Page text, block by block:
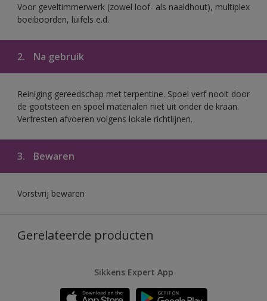
Voor geveltimmerwerk (zowel loof- als naaldhout), multiplex
boeiboorden, luifels e.d.
2. Na gebruik
Reiniging gereedschap met terpentine. Spoel verf nooit door
de gootsteen en spoel materialen niet uit onder de kraan.
Verfresten afvoeren volgens lokale richtlijnen.
3. Bewaren
Vorstvrij bewaren
Gerelateerde producten
Sikkens Expert App